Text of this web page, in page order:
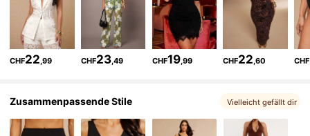
763K Follower
4,81 763K Follower
CHF22,99 CHF23,49 CHF19,99 CHF22,60 CHF
Zusammenpassende Stile Vielleicht gefällt dir